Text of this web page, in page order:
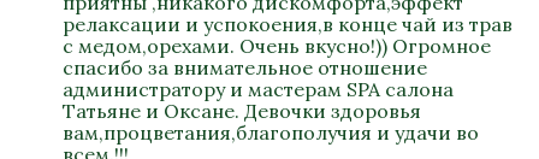
релаксации и успокоения,в конце чай из трав
с медом,орехами. Очень вкусно!)) Огромное
спасибо за внимательное отношение
администратору и мастерам SPA салона
Татьяне и Оксане. Девочки здоровья
вам,процветания,благополучия и удачи во
всем.!!!